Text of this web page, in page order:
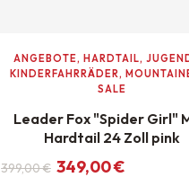
ANGEBOTE, HARDTAIL,
KINDERFAHRRÄDER,
SALE
Leader Fox "Spider Girl"
Hardtail 24 Zoll pink
399,00€
Ursprünglicher Preis
349,00€
Aktueller Preis ist: